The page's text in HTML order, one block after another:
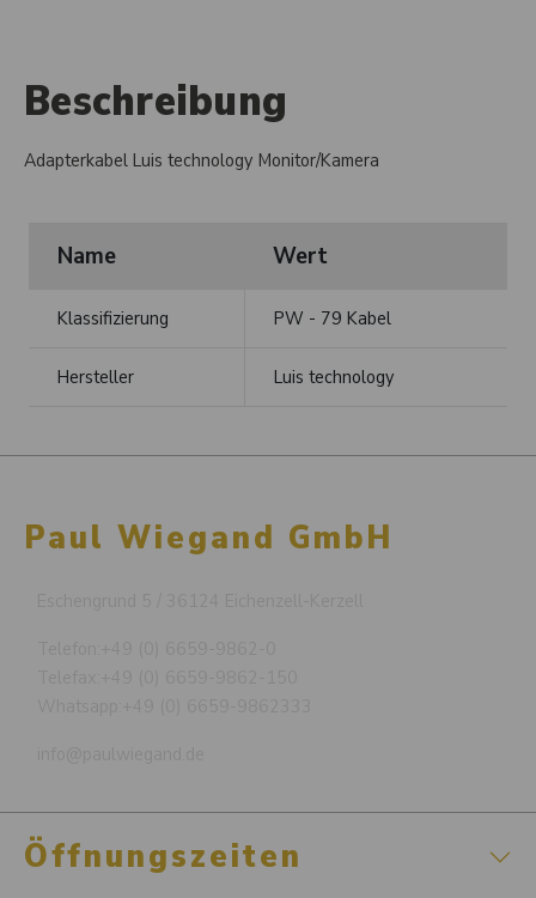
Beschreibung
Adapterkabel Luis technology Monitor/Kamera
Name Wert
Klassifizierung PW - 79 Kabel
Hersteller Luis technology
Paul Wiegand GmbH
Öffnungszeiten